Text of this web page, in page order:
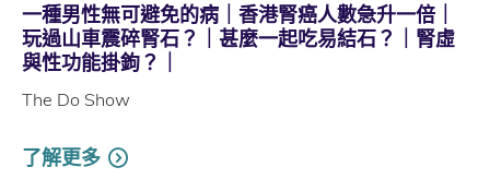
一種男性無可避免的病｜香港腎癌人數急升一倍｜
玩過山車震碎腎石？｜甚麼一起吃易結石？｜腎虛
與性功能掛鉤？｜
The Do Show
了解更多